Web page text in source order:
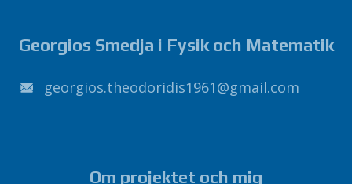
Georgios Smedja i Fysik och Matematik
moc
.
liamg
@
1691sidirodoeht.soigroeg
Om projektet och mig